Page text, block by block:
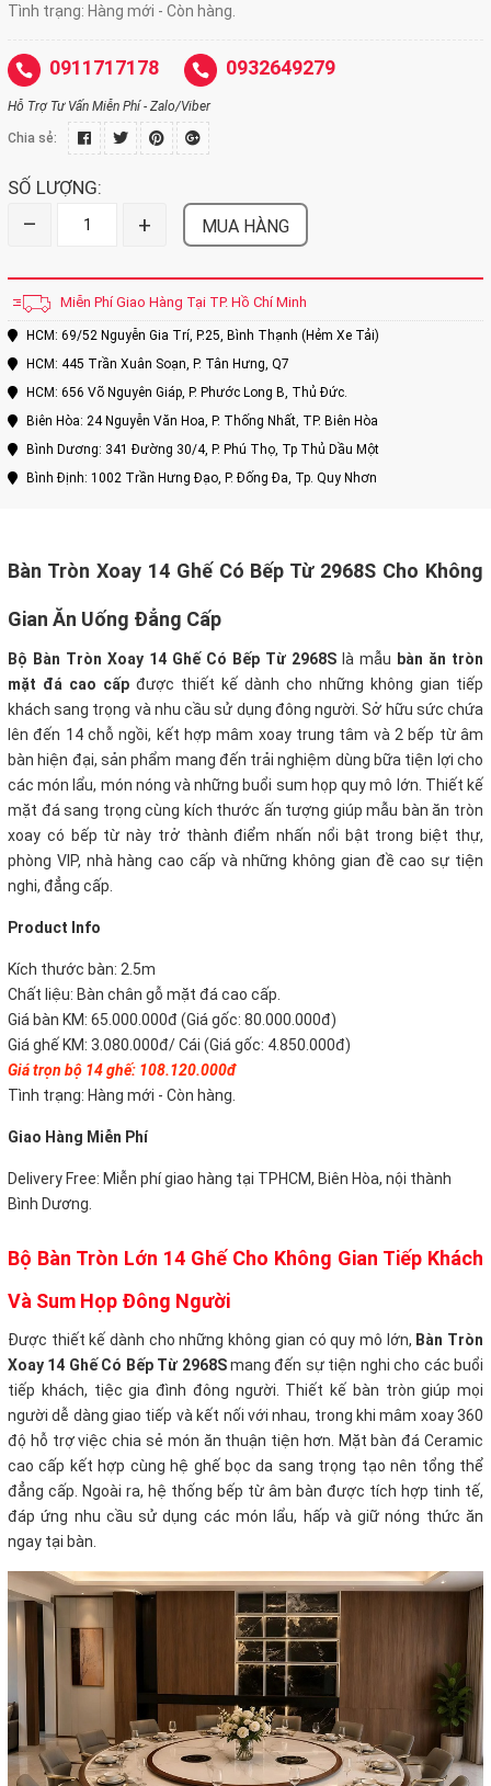
Tình trạng: Hàng mới - Còn hàng.
0911717178 0932649279
Hỗ Trợ Tư Vấn Miễn Phí - Zalo/Viber
Chia sẻ:
SỐ LƯỢNG:
– + MUA HÀNG
Miễn Phí Giao Hàng Tại TP. Hồ Chí Minh
HCM: 69/52 Nguyễn Gia Trí, P.25, Bình Thạnh (Hẻm Xe Tải)
HCM: 445 Trần Xuân Soạn, P. Tân Hưng, Q7
HCM: 656 Võ Nguyên Giáp, P. Phước Long B, Thủ Đức.
Biên Hòa: 24 Nguyễn Văn Hoa, P. Thống Nhất, TP. Biên Hòa
Bình Dương: 341 Đường 30/4, P. Phú Thọ, Tp Thủ Dầu Một
Bình Định: 1002 Trần Hưng Đạo, P. Đống Đa, Tp. Quy Nhơn
Bàn Tròn Xoay 14 Ghế Có Bếp Từ 2968S Cho Không
Gian Ăn Uống Đẳng Cấp
Bộ Bàn Tròn Xoay 14 Ghế Có Bếp Từ 2968S là mẫu bàn ăn tròn
mặt đá cao cấp được thiết kế dành cho những không gian tiếp
khách sang trọng và nhu cầu sử dụng đông người. Sở hữu sức chứa
lên đến 14 chỗ ngồi, kết hợp mâm xoay trung tâm và 2 bếp từ âm
bàn hiện đại, sản phẩm mang đến trải nghiệm dùng bữa tiện lợi cho
các món lẩu, món nóng và những buổi sum họp quy mô lớn. Thiết kế
mặt đá sang trọng cùng kích thước ấn tượng giúp mẫu bàn ăn tròn
xoay có bếp từ này trở thành điểm nhấn nổi bật trong biệt thự,
phòng VIP, nhà hàng cao cấp và những không gian đề cao sự tiện
nghi, đẳng cấp.
Product Info
Kích thước bàn: 2.5m
Chất liệu: Bàn chân gỗ mặt đá cao cấp.
Giá bàn KM: 65.000.000đ (Giá gốc: 80.000.000đ)
Giá ghế KM: 3.080.000đ/ Cái (Giá gốc: 4.850.000đ)
Giá trọn bộ 14 ghế: 108.120.000đ
Tình trạng: Hàng mới - Còn hàng.
Giao Hàng Miễn Phí
Delivery Free: Miễn phí giao hàng tại TPHCM, Biên Hòa, nội thành
Bình Dương.
Bộ Bàn Tròn Lớn 14 Ghế Cho Không Gian Tiếp Khách
Và Sum Họp Đông Người
Được thiết kế dành cho những không gian có quy mô lớn, Bàn Tròn
Xoay 14 Ghế Có Bếp Từ 2968Smang đến sự tiện nghi cho các buổi
tiếp khách, tiệc gia đình đông người. Thiết kế bàn tròn giúp mọi
người dễ dàng giao tiếp và kết nối với nhau, trong khi mâm xoay 360
độ hỗ trợ việc chia sẻ món ăn thuận tiện hơn. Mặt bàn đá Ceramic
cao cấp kết hợp cùng hệ ghế bọc da sang trọng tạo nên tổng thể
đẳng cấp. Ngoài ra, hệ thống bếp từ âm bàn được tích hợp tinh tế,
đáp ứng nhu cầu sử dụng các món lẩu, hấp và giữ nóng thức ăn
ngay tại bàn.